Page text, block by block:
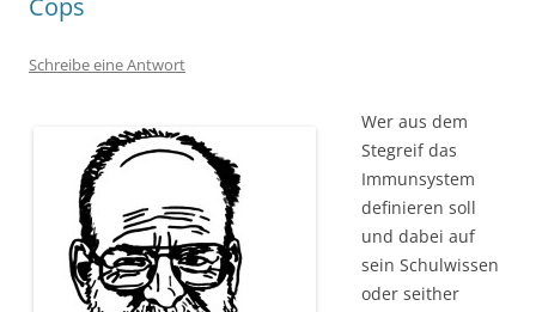
Cops
Schreibe eine Antwort
Wer aus dem
Stegreif das
Immunsystem
definieren soll
und dabei auf
sein Schulwissen
oder seither